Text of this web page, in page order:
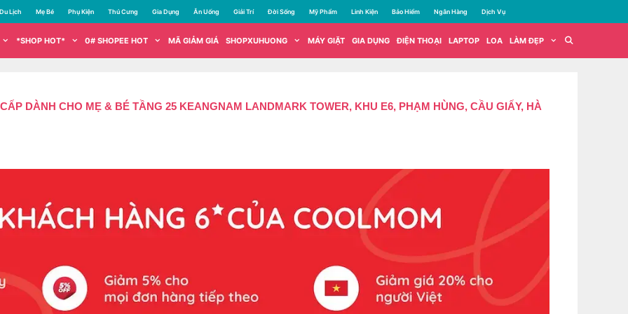
Du Lịch Mẹ Bé Phụ Kiện Thú Cưng Gia Dụng Ăn Uống Giải Trí Đời Sống Mỹ Phẩm Linh Kiện Bảo Hiểm Ngân Hàng Dịch Vụ
*SHOP HOT* 0# SHOPEE HOT MÃ GIẢM GIÁ SHOPXUHUONG MÁY GIẶT GIA DỤNG ĐIỆN THOẠI LAPTOP LOA LÀM ĐẸP
DÀNH CHO MẸ & BÉ TẦNG 25 KEANGNAM LANDMARK TOWER, KHU E6, PHẠM HÙNG, CẦU GIẤY, HÀ